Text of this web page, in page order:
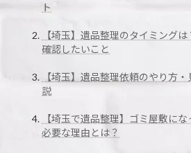
ト
【埼玉】遺品整理のタイミング
確認したいこと
【埼玉】遺品整理依頼のやり方
説
【埼玉で遺品整理】ゴミ屋敷に
必要な理由とは？